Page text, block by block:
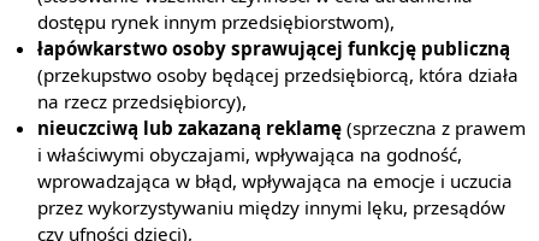
dostępu rynek innym przedsiębiorstwom),
łapówkarstwo osoby sprawującej funkcję publiczną
(przekupstwo osoby będącej przedsiębiorcą, która działa
na rzecz przedsiębiorcy),
nieuczciwą lub zakazaną reklamę (sprzeczna z prawem
i właściwymi obyczajami, wpływająca na godność,
wprowadzająca w błąd, wpływająca na emocje i uczucia
przez wykorzystywaniu między innymi lęku, przesądów
czy ufności dzieci),